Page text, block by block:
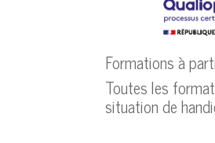
Formations à
Toutes les
situation de